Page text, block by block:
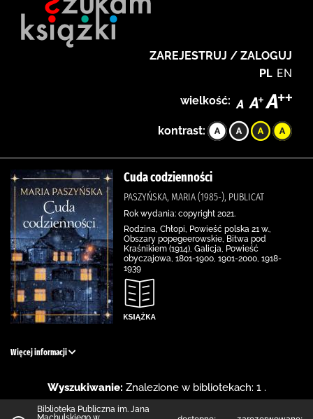
ZAREJESTRUJ / ZALOGUJ
PL EN
wielkość:
kontrast:
Cuda codzienności
PASZYŃSKA, MARIA (1985-), PUBLICAT
Rok wydania: copyright 2021.
Rodzina, Chłopi, Powieść polska 21 w.,
Obszary popegeerowskie, Bitwa pod
Kraśnikiem (1914), Galicja, Powieść
obyczajowa, 1801-1900, 1901-2000, 1918-
1939
Więcej informacji
Wyszukiwanie: Znalezione w bibliotekach: 1 .
Biblioteka Publiczna im. Jana